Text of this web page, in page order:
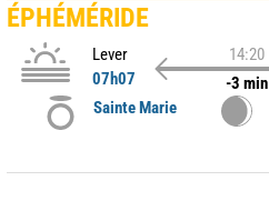
ÉPHÉMÉRIDE
Lever
07h07
14:20
-3 min
Sainte Marie